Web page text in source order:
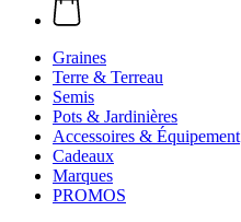
Graines
Terre & Terreau
Semis
Pots & Jardinières
Accessoires & Équipement
Cadeaux
Marques
PROMOS